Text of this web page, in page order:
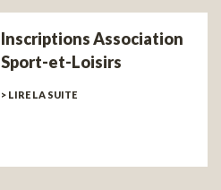
Inscriptions Association
Sport-et-Loisirs
> LIRE LA SUITE